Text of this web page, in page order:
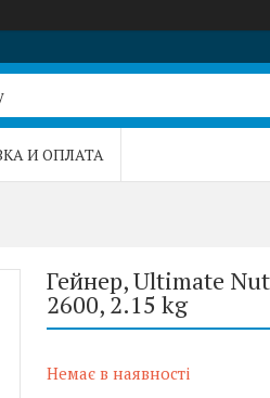
И ОПЛАТА
Гейнер, Ultimate
2600, 2.15 kg
Немає в наявності